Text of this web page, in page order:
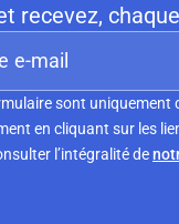
recevez,
sont
en cliquant sur les
l’intégralité de